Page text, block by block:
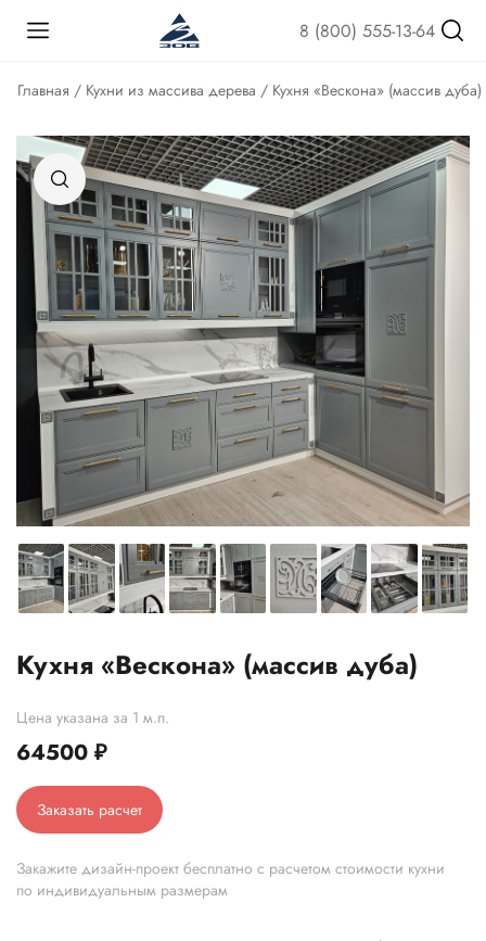
8 (800) 555-13-64
Главная / Кухни из массива дерева / Кухня «Вескона» (массив дуба)
Кухня «Вескона» (массив дуба)
Цена указана за 1 м.п.
64500 ₽
Заказать расчет
Закажите дизайн-проект бесплатно с расчетом стоимости кухни
по индивидуальным размерам